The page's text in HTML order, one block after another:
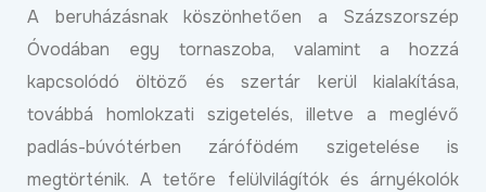
A beruházásnak köszönhetően a Százszorszép
Óvodában egy tornaszoba, valamint a hozzá
kapcsolódó öltöző és szertár kerül kialakítása,
továbbá homlokzati szigetelés, illetve a meglévő
padlás-búvótérben zárófödém szigetelése is
megtörténik. A tetőre felülvilágítók és árnyékolók